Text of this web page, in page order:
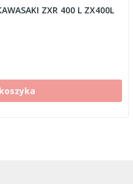
ZXR 400 L ZX400L